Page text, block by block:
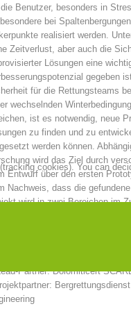
operations
Annual report
Training
Prevention
Benutzer, besonders in
bei
realisiert werden.
Zeitverlust, aber auch die
Lösungen eine
gegeben
für die Rettungsteams
wechselnden
ist es notwendig, neue
zu finden und zu
werden können.
wird das Ziel durch
Entwurf über den ersten
Nachweis, dass die
wird in zwei Bereichen im
Partner: Dolomiticert
cookies). You can